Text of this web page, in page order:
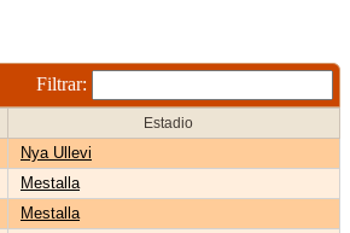
Filtrar:
Estadio
Nya Ullevi
Mestalla
Mestalla